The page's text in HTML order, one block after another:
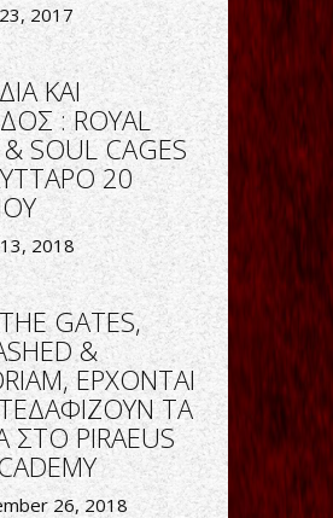
2017
ΚΑΙ
: ROYAL
SOUL CAGES
20
2018
GATES,
&
ΕΡΧΟΝΤΑΙ
ΤΑ
PIRAEUS
26, 2018